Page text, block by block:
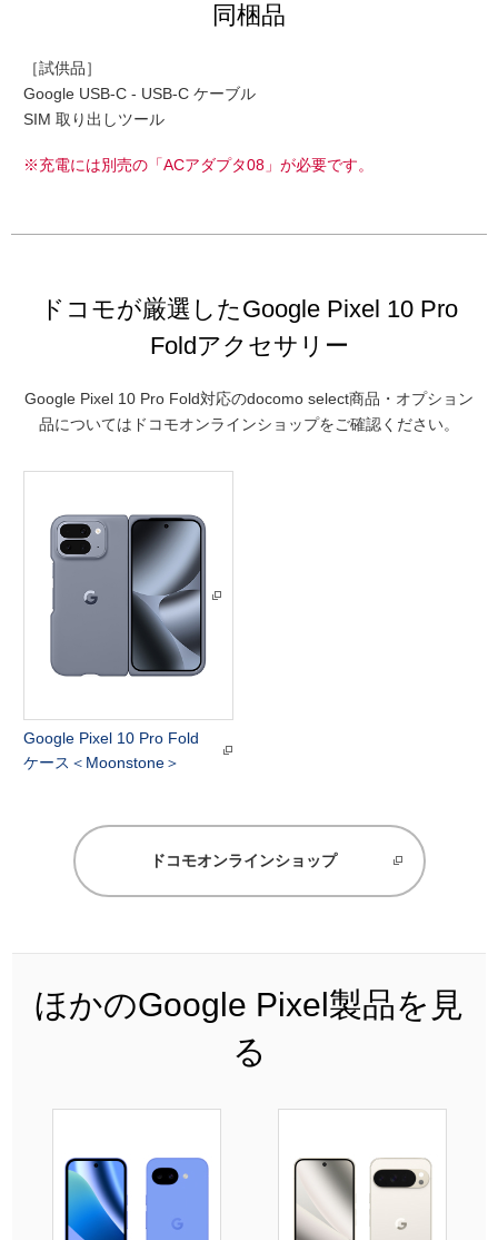
同梱品
［試供品］
Google USB-C - USB-C ケーブル
SIM 取り出しツール
※充電には別売の「ACアダプタ08」が必要です。
ドコモが厳選したGoogle Pixel 10 Pro
Foldアクセサリー
Google Pixel 10 Pro Fold対応のdocomo select商品・オプション
品についてはドコモオンラインショップをご確認ください。
Google Pixel 10 Pro Fold
ケース＜Moonstone＞
ドコモオンラインショップ
ほかのGoogle Pixel製品を見
る